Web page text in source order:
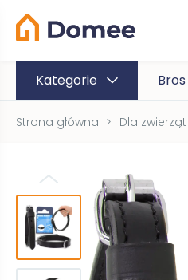
Kategorie Bros
Strona główna > Dla zwierząt